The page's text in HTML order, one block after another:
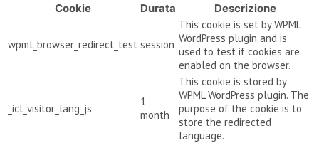
Cookie
Durata Descrizione
wpml_browser_redirect_test session
This cookie is set by WPML
WordPress plugin and is
used to test if cookies are
enabled on the browser.
_icl_visitor_lang_js
1
month
This cookie is stored by
WPML WordPress plugin. The
purpose of the cookie is to
store the redirected
language.